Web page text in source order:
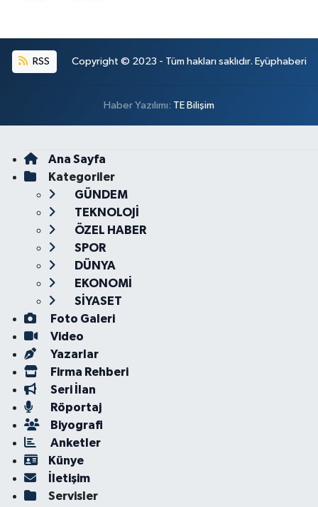
RSS Copyright © 2023 - Tüm hakları saklıdır. Eyüphaberi
Haber Yazılımı: TE Bilişim
Ana Sayfa
Kategoriler
GÜNDEM
TEKNOLOJİ
ÖZEL HABER
SPOR
DÜNYA
EKONOMİ
SİYASET
Foto Galeri
Video
Yazarlar
Firma Rehberi
Seri İlan
Röportaj
Biyografi
Anketler
Künye
İletişim
Servisler